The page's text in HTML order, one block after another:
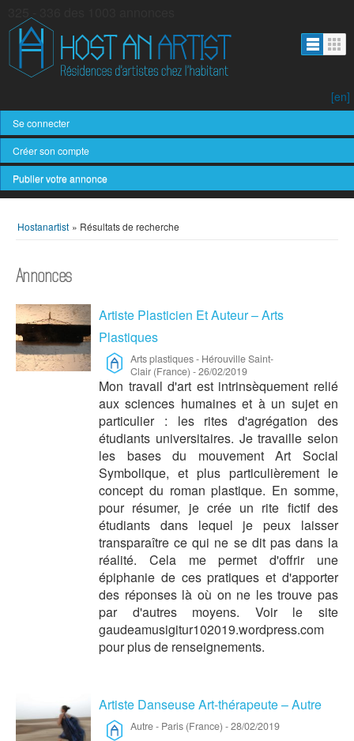
Se connecter
Créer son compte
[en]
Publier votre annonce
Hostanartist » Résultats de recherche
Annonces
Artiste Plasticien Et Auteur – Arts
Plastiques
Arts plastiques- Hérouville Saint-
Clair (France) -26/02/2019
Mon travail d'art est intrinsèquement relié
aux sciences humaines et à un sujet en
particulier : les rites d'agrégation des
étudiants universitaires. Je travaille selon
les bases du mouvement Art Social
Symbolique, et plus particulièrement le
concept du roman plastique. En somme,
pour résumer, je crée un rite fictif des
étudiants dans lequel je peux laisser
transparaître ce qui ne se dit pas dans la
réalité. Cela me permet d'offrir une
épiphanie de ces pratiques et d'apporter
des réponses là où on ne les trouve pas
par d'autres moyens. Voir le site
gaudeamusigitur102019.wordpress.com
pour plus de renseignements.
Artiste Danseuse Art-thérapeute – Autre
Autre- Paris (France) -28/02/2019